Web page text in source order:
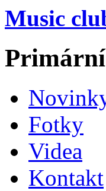
Music
Fotky
Videa
Kontakt